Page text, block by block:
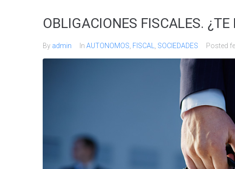
OBLIGACIONES FISCALES. ¿TE
By admin In AUTONOMOS FISCAL SOCIEDADES Posted